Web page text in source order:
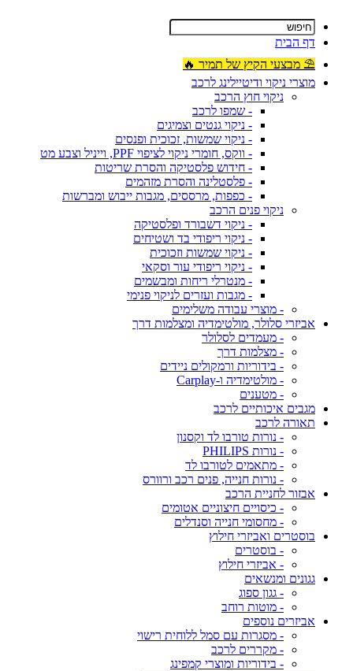
דף הבית
⛱ מבצעי הקיץ של תמיר 🔥
מוצרי ניקוי ודיטיילינג לרכב
ניקוי חוץ הרכב
- שמפו לרכב
- ניקוי גנטים וצמיגים
- ניקוי שמשות, זכוכית ופנסים
- ווקס, חומרי ניקוי לציפוי PPF, וייניל וצבע מט
- חידוש פלסטיקה והסרת שריטות
- פלסטלינה והסרת מזהמים
- כפפות, מרססים, מגבות ייבוש ומברשות
ניקוי פנים הרכב
- ניקוי דשבורד ופלסטיקה
- ניקוי ריפודי בד ושטיחים
- ניקוי שמשות וזכוכית
- ניקוי ריפודי עור וסקאי
- מנטרלי ריחות ומבשמים
- מגבות ועזרים לניקוי פנימי
- מוצרי עבודה משלימים
אביזרי סלולר, מולטימדיה ומצלמות דרך
- מעמדים לסלולר
- מצלמות דרך
- בידוריות ורמקולים ניידים
- מולטימדיה ו-Carplay
- מטענים
מגבים איכותיים לרכב
תאורה לרכב
- נורות טורבו לד וקסנון
- נורות PHILIPS
- מתאמים לטורבו לד
- נורות חנייה, פנים רכב ורוורס
אבזור לחניית הרכב
- כיסויים חיצוניים אטומים
- מחסומי חנייה וסנדלים
בוסטרים ואביזרי חילוץ
- בוסטרים
- אביזרי חילוץ
גגונים ומנשאים
- גגון ספוג
- מוטות רוחב
אביזרים נוספים
- מסגרות עם סמל ללוחית רישוי
- מקררים לרכב
- בידוריות ומוצרי קמפינג